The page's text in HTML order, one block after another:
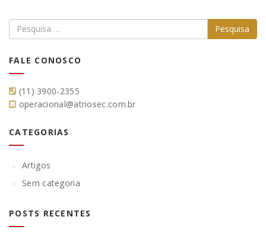
FALE CONOSCO
(11) 3900-2355
operacional@atriosec.com.br
CATEGORIAS
Artigos
Sem categoria
POSTS RECENTES